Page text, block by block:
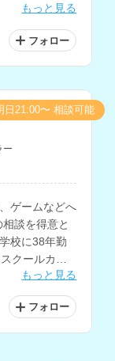
もっと見る
フォロー
ー
ゲームなどへ
談を得意と
校に38年勤
クールカウ
応されていま
もっと見る
フォロー
日21:00〜 相談可能